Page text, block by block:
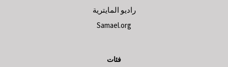
راديو المايترية
Samael.org
فئات